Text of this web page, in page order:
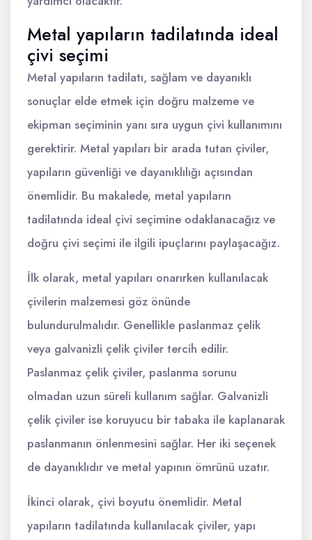
Metal yapıların tadilatında ideal
çivi seçimi
Metal yapıların tadilatı, sağlam ve dayanıklı
sonuçlar elde etmek için doğru malzeme ve
ekipman seçiminin yanı sıra uygun çivi kullanımını
gerektirir. Metal yapıları bir arada tutan çiviler,
yapıların güvenliği ve dayanıklılığı açısından
önemlidir. Bu makalede, metal yapıların
tadilatında ideal çivi seçimine odaklanacağız ve
doğru çivi seçimi ile ilgili ipuçlarını paylaşacağız.
İlk olarak, metal yapıları onarırken kullanılacak
çivilerin malzemesi göz önünde
bulundurulmalıdır. Genellikle paslanmaz çelik
veya galvanizli çelik çiviler tercih edilir.
Paslanmaz çelik çiviler, paslanma sorunu
olmadan uzun süreli kullanım sağlar. Galvanizli
çelik çiviler ise koruyucu bir tabaka ile kaplanarak
paslanmanın önlenmesini sağlar. Her iki seçenek
de dayanıklıdır ve metal yapının ömrünü uzatır.
İkinci olarak, çivi boyutu önemlidir. Metal
yapıların tadilatında kullanılacak çiviler, yapı